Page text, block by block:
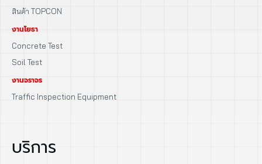
สินค้า TOPCON
งานโยธา
Concrete Test
Soil Test
งานจราจร
Traffic Inspection Equipment
บริการ